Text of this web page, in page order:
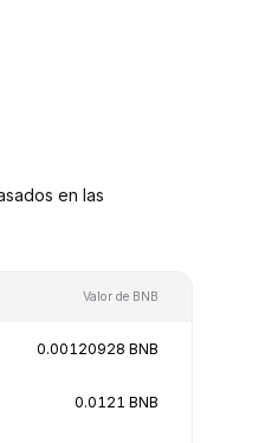
en las
Valor de BNB
0.00120928 BNB
0.0121 BNB